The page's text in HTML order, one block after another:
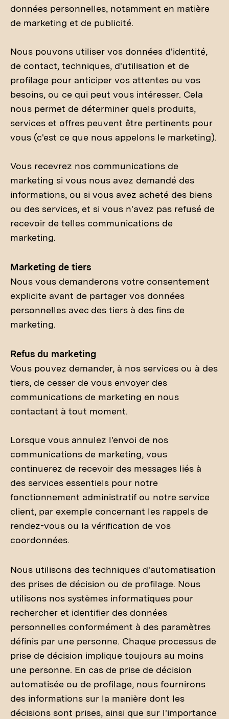
données personnelles, notamment en matière
de marketing et de publicité.
Nous pouvons utiliser vos données d'identité,
de contact, techniques, d'utilisation et de
profilage pour anticiper vos attentes ou vos
besoins, ou ce qui peut vous intéresser. Cela
nous permet de déterminer quels produits,
services et offres peuvent être pertinents pour
vous (c'est ce que nous appelons le marketing).
Vous recevrez nos communications de
marketing si vous nous avez demandé des
informations, ou si vous avez acheté des biens
ou des services, et si vous n'avez pas refusé de
recevoir de telles communications de
marketing.
Marketing de tiers
Nous vous demanderons votre consentement
explicite avant de partager vos données
personnelles avec des tiers à des fins de
marketing.
Refus du marketing
Vous pouvez demander, à nos services ou à des
tiers, de cesser de vous envoyer des
communications de marketing en nous
contactant à tout moment.
Lorsque vous annulez l'envoi de nos
communications de marketing, vous
continuerez de recevoir des messages liés à
des services essentiels pour notre
fonctionnement administratif ou notre service
client, par exemple concernant les rappels de
rendez-vous ou la vérification de vos
coordonnées.
Nous utilisons des techniques d'automatisation
des prises de décision ou de profilage. Nous
utilisons nos systèmes informatiques pour
rechercher et identifier des données
personnelles conformément à des paramètres
définis par une personne. Chaque processus de
prise de décision implique toujours au moins
une personne. En cas de prise de décision
automatisée ou de profilage, nous fournirons
des informations sur la manière dont les
décisions sont prises, ainsi que sur l'importance